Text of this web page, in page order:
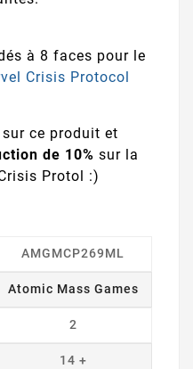
à 8 faces pour le
Crisis Protocol
sur ce produit et
de 10% sur la
Protol :)
AMGMCP269ML
Atomic Mass Games
2
14 +